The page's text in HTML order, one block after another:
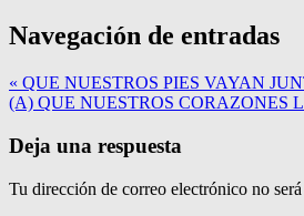
Navegación de entradas
« QUE NUESTROS PIES VAYAN
(A) QUE NUESTROS CORAZONES
Deja una respuesta
Tu dirección de correo electrónico no